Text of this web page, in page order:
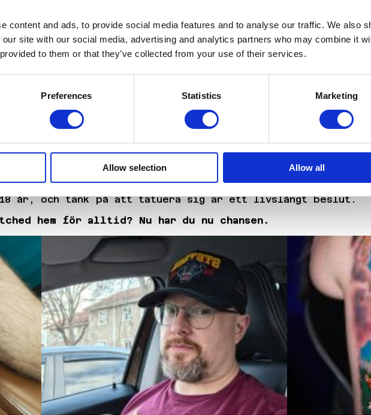
content and ads, to provide social media features and to analyse our traffic. We also
site with our social media, advertising and analytics partners who may combine it
to them or that they’ve collected from your use of their services.
Preferences Statistics Marketing
Allow selection Allow all
färdiga designer inspirerade av spel, film och popkultur.
Många vill göra något personligt, kanske inspirerat
något för personen som ska bära den.
är mer än bara en tatuering, det är ett sätt att bära med
och på Glitched möts alla dessa uttryck
och Andy att finnas på plats under festivalen och tatuera
18 år, och tänk på att tatuera sig är ett livslångt beslut.
hem för alltid? Nu har du nu chansen.